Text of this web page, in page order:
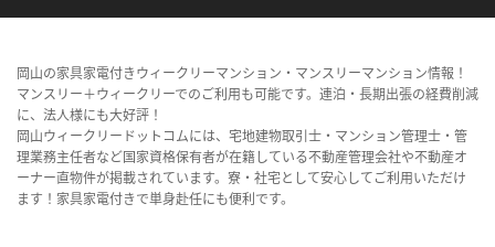
岡山の家具家電付きウィークリーマンション・マンスリーマンション情報！
マンスリー＋ウィークリーでのご利用も可能です。連泊・長期出張の経費削減
に、法人様にも大好評！
岡山ウィークリードットコムには、宅地建物取引士・マンション管理士・管
理業務主任者など国家資格保有者が在籍している不動産管理会社や不動産オ
ーナー直物件が掲載されています。寮・社宅として安心してご利用いただけ
ます！家具家電付きで単身赴任にも便利です。